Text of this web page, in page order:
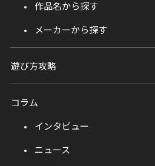
作品名から探す
メーカーから探す
遊び方攻略
コラム
インタビュー
ニュース